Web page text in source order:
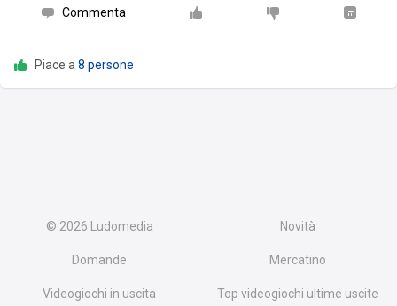
Commenta
Piace a 8 persone
© 2026 Ludomedia Novità
Domande Mercatino
Videogiochi in uscita Top videogiochi ultime uscite